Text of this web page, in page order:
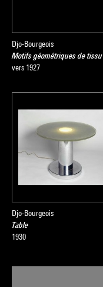
Djo-Bourgeois
Motifs géométriques de tissu
vers 1927
Djo-Bourgeois
Table
1930